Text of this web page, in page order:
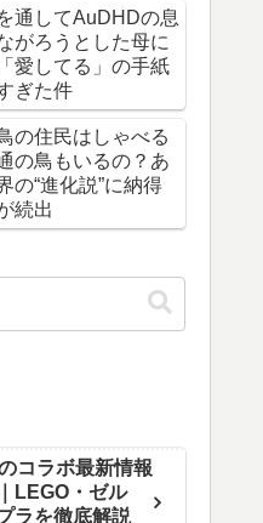
通してAuDHDの息
がろうとした母に
愛してる」の手紙
ぎた件
の住民はしゃべる
の鳥もいるの？あ
の“進化説”に納得
続出
コラボ最新情報
LEGO・ゼル
ラを徹底解説